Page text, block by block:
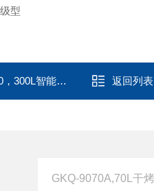
型
能光照培养箱 返回列表